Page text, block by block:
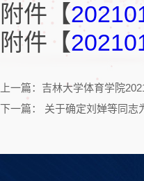
附件【
附件【
上一篇：吉林大学体育学院
下一篇： 关于确定刘婵等同志